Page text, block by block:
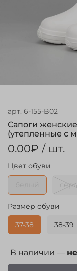
арт. 6-155-B02
Сапоги
(утепленные с
0.00₽ / шт.
В наличии —
Цвет обуви
Размер обуви
37-38 38-39